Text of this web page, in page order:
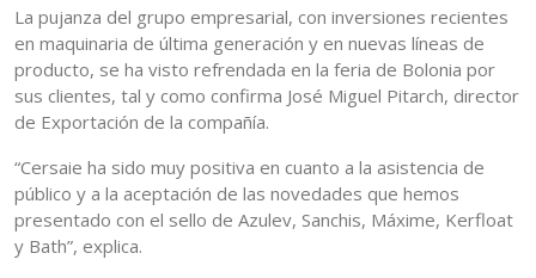
La pujanza del grupo empresarial, con inversiones recientes
en maquinaria de última generación y en nuevas líneas de
producto, se ha visto refrendada en la feria de Bolonia por
sus clientes, tal y como confirma José Miguel Pitarch, director
de Exportación de la compañía.
“Cersaie ha sido muy positiva en cuanto a la asistencia de
público y a la aceptación de las novedades que hemos
presentado con el sello de Azulev, Sanchis, Máxime, Kerfloat
y Bath”, explica.